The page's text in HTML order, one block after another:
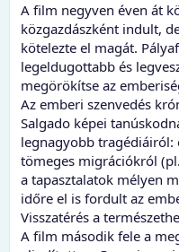
A film negyven éven át
közgazdászként indult,
kötelezte el magát.
legeldugottabb és
megörökítse az
Az emberi szenvedés
Salgado képei
legnagyobb
tömeges migrációkról
a tapasztalatok mélyen
időre el is fordult az
Visszatérés a
A film második fele a